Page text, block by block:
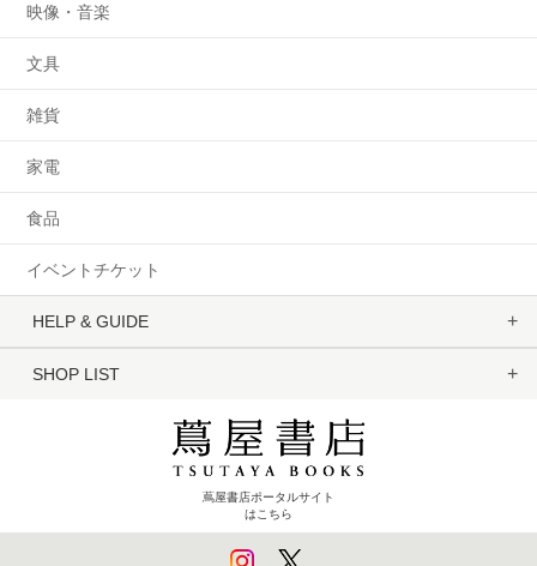
映像・音楽
文具
雑貨
家電
食品
イベントチケット
HELP & GUIDE
SHOP LIST
蔦屋書店ポータルサイト
はこちら